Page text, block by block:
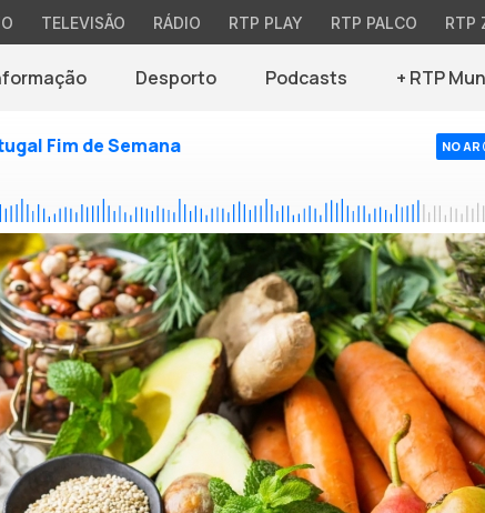
TELEVISÃO RÁDIO RTP PLAY RTP PALCO RTP
Desporto Podcasts + RTP
Fim de Semana NO AR